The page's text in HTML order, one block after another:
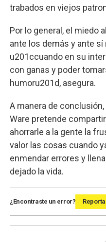
trabados en viejos
Por lo general, el miedo
ante los demás y ante
u201ccuando en su
con ganas y poder
humoru201d, asegura.
A manera de
Ware pretende
ahorrarle a la gente la
valor las cosas cuando
enmendar errores y
dejado la vida.
¿Encontraste un error?